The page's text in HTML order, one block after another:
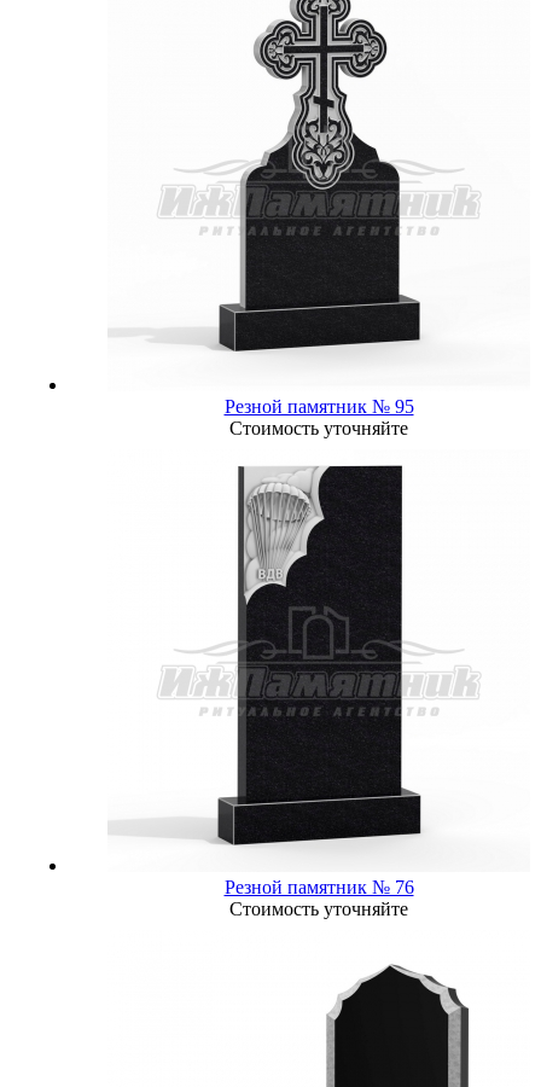
Резной памятник № 95
Стоимость уточняйте
Резной памятник № 76
Стоимость уточняйте